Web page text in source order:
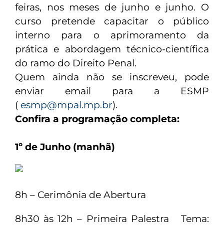
feiras, nos meses de junho e junho. O
curso pretende capacitar o público
interno para o aprimoramento da
prática e abordagem técnico-científica
do ramo do Direito Penal.
Quem ainda não se inscreveu, pode
enviar email para a ESMP
( esmp@mpal.mp.br).
Confira a programação completa:
1º de Junho (manhã)
8h – Cerimônia de Abertura
8h30 às 12h – Primeira Palestra Tema: